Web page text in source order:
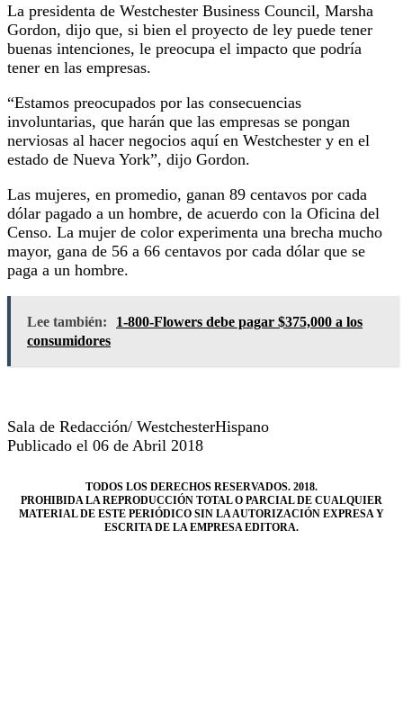
La presidenta de Westchester Business Council, Marsha
Gordon, dijo que, si bien el proyecto de ley puede tener
buenas intenciones, le preocupa el impacto que podría
tener en las empresas.
“Estamos preocupados por las consecuencias
involuntarias, que harán que las empresas se pongan
nerviosas al hacer negocios aquí en Westchester y en el
estado de Nueva York”, dijo Gordon.
Las mujeres, en promedio, ganan 89 centavos por cada
dólar pagado a un hombre, de acuerdo con la Oficina del
Censo. La mujer de color experimenta una brecha mucho
mayor, gana de 56 a 66 centavos por cada dólar que se
paga a un hombre.
Lee también:
1-800-Flowers debe pagar $375,000 a los
consumidores
Sala de Redacción/ WestchesterHispano
Publicado el 06 de Abril 2018
TODOS LOS DERECHOS RESERVADOS. 2018.
PROHIBIDA LA REPRODUCCIÓN TOTAL O PARCIAL DE CUALQUIER
MATERIAL DE ESTE PERIÓDICO SIN LA AUTORIZACIÓN EXPRESA Y
ESCRITA DE LA EMPRESA EDITORA.